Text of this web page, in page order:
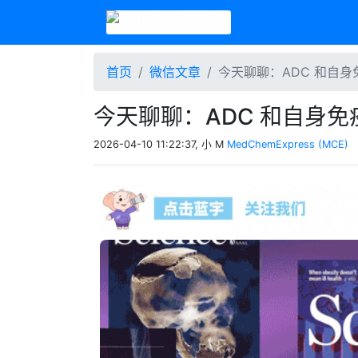
首页 微信文章 今天聊聊：ADC 和自身
今天聊聊：ADC 和自身免
2026-04-10 11:22:37, 小 M MedChemExpress (MCE)